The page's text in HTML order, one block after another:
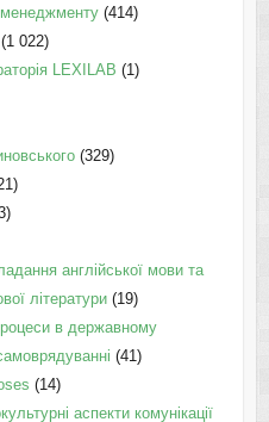
менеджменту(414)
022)
LEXILAB (1)
(329)
англійської мови та
літератури(19)
в державному
(41)
(14)
аспекти комунікації